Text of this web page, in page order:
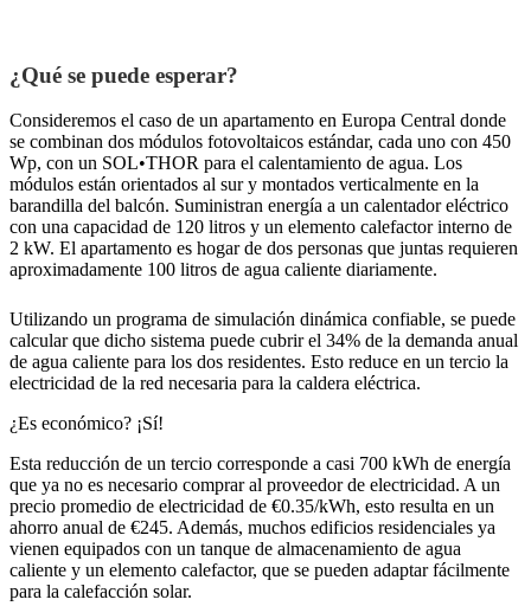
¿Qué se puede esperar?
Consideremos el caso de un apartamento en Europa Central donde
se combinan dos módulos fotovoltaicos estándar, cada uno con 450
Wp, con un SOL•THOR para el calentamiento de agua. Los
módulos están orientados al sur y montados verticalmente en la
barandilla del balcón. Suministran energía a un calentador eléctrico
con una capacidad de 120 litros y un elemento calefactor interno de
2 kW. El apartamento es hogar de dos personas que juntas requieren
aproximadamente 100 litros de agua caliente diariamente.
Utilizando un programa de simulación dinámica confiable, se puede
calcular que dicho sistema puede cubrir el 34% de la demanda anual
de agua caliente para los dos residentes. Esto reduce en un tercio la
electricidad de la red necesaria para la caldera eléctrica.
¿Es económico? ¡Sí!
Esta reducción de un tercio corresponde a casi 700 kWh de energía
que ya no es necesario comprar al proveedor de electricidad. A un
precio promedio de electricidad de €0.35/kWh, esto resulta en un
ahorro anual de €245. Además, muchos edificios residenciales ya
vienen equipados con un tanque de almacenamiento de agua
caliente y un elemento calefactor, que se pueden adaptar fácilmente
para la calefacción solar.